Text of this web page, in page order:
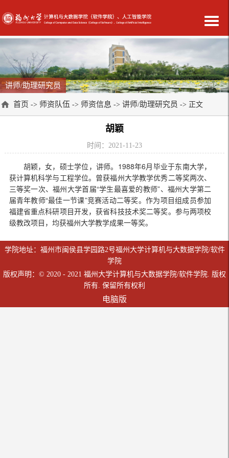
讲师/助理研究员
首页 -> 师资队伍 -> 师资信息 -> 讲师/助理研究员 -> 正文
胡颖
时间：2021-11-23
胡颖，女，硕士学位，讲师。1988年6月毕业于东南大学，
获计算机科学与工程学位。曾获福州大学教学优秀二等奖两次、
三等奖一次、福州大学首届“学生最喜爱的教师”、福州大学第二
届青年教师“最佳一节课”竞赛活动二等奖。作为项目组成员参加
福建省重点科研项目开发，获省科技技术奖二等奖。参与两项校
级教改项目，均获福州大学教学成果一等奖。
学院地址：福州市闽侯县学园路2号福州大学计算机与大数据学院/软件
学院
版权声明：© 2020 - 2021 福州大学计算机与大数据学院/软件学院. 版权
所有. 保留所有权利
电脑版